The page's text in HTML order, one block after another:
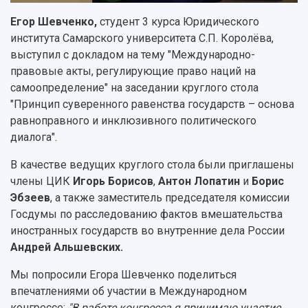
Музеи
Учебный аэродром
Центр истории авиационных двигателей
Ботанический сад
Умный дом бабочек
Международный межвузовский кампус
Сведения об образовательной организации
Отчеты о проведенных конференциях
Егор Шевченко, студент 3 курса Юридического
института Самарского университета С.П. Королёва,
выступил с докладом на тему "Международно-
правовые акты, регулирующие право наций на
самоопределение" на заседании круглого стола
"Принцип суверенного равенства государств – основа
равноправного и инклюзивного политического
диалога".
В качестве ведущих круглого стола были приглашены
члены ЦИК Игорь Борисов, Антон Лопатин и Борис
Эбзеев, а также заместитель председателя комиссии
Госдумы по расследованию фактов вмешательства
иностранных государств во внутренние дела России
Андрей Альшевских.
Мы попросили Егора Шевченко поделиться
впечатлениями об участии в Международном